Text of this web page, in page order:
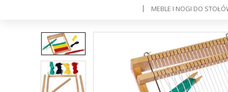
MEBLE I NOGI DO